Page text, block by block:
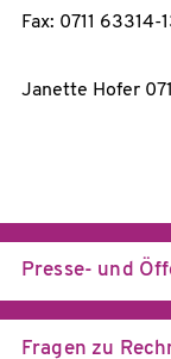
Fax: 0711 63314-
Janette Hofer
Presse- und
Fragen zu